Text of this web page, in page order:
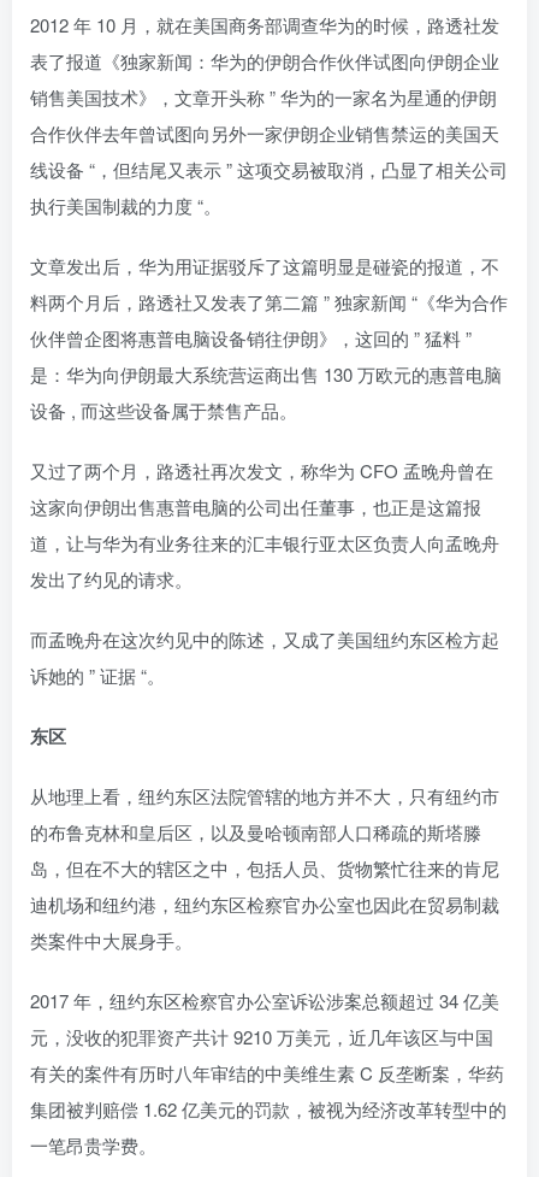
2012 年 10 月，就在美国商务部调查华为的时候，路透社发
表了报道《独家新闻：华为的伊朗合作伙伴试图向伊朗企业
销售美国技术》，文章开头称 ” 华为的一家名为星通的伊朗
合作伙伴去年曾试图向另外一家伊朗企业销售禁运的美国天
线设备 “，但结尾又表示 ” 这项交易被取消，凸显了相关公司
执行美国制裁的力度 “。
文章发出后，华为用证据驳斥了这篇明显是碰瓷的报道，不
料两个月后，路透社又发表了第二篇 ” 独家新闻 “《华为合作
伙伴曾企图将惠普电脑设备销往伊朗》，这回的 ” 猛料 ”
是：华为向伊朗最大系统营运商出售 130 万欧元的惠普电脑
设备 , 而这些设备属于禁售产品。
又过了两个月，路透社再次发文，称华为 CFO 孟晚舟曾在
这家向伊朗出售惠普电脑的公司出任董事，也正是这篇报
道，让与华为有业务往来的汇丰银行亚太区负责人向孟晚舟
发出了约见的请求。
而孟晚舟在这次约见中的陈述，又成了美国纽约东区检方起
诉她的 ” 证据 “。
东区
从地理上看，纽约东区法院管辖的地方并不大，只有纽约市
的布鲁克林和皇后区，以及曼哈顿南部人口稀疏的斯塔滕
岛，但在不大的辖区之中，包括人员、货物繁忙往来的肯尼
迪机场和纽约港，纽约东区检察官办公室也因此在贸易制裁
类案件中大展身手。
2017 年，纽约东区检察官办公室诉讼涉案总额超过 34 亿美
元，没收的犯罪资产共计 9210 万美元，近几年该区与中国
有关的案件有历时八年审结的中美维生素 C 反垄断案，华药
集团被判赔偿 1.62 亿美元的罚款，被视为经济改革转型中的
一笔昂贵学费。